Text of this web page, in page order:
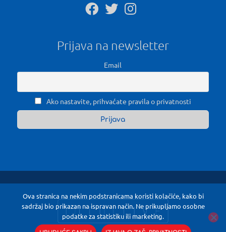
Prijava na newsletter
Email
Ako nastavite, prihvaćate pravila o privatnosti
Ova stranica na nekim podstranicama koristi kolačiće, kako bi
sadržaj bio prikazan na ispravan način. Ne prikupljamo osobne
podatke za statistiku ili marketing.